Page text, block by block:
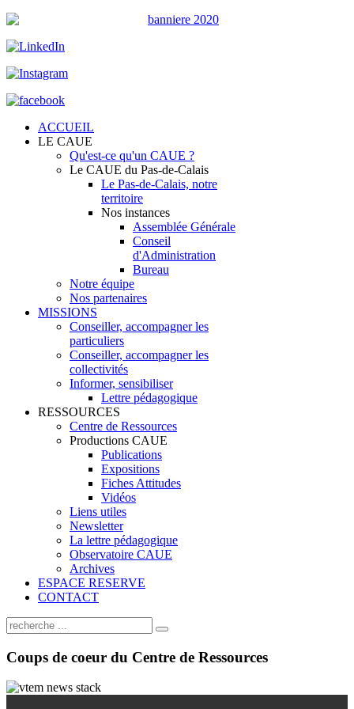
ACCUEIL
LE CAUE
Qu'est-ce qu'un CAUE ?
Le CAUE du Pas-de-Calais
Le Pas-de-Calais, notre
territoire
Nos instances
Assemblée Générale
Conseil
d'Administration
Bureau
Notre équipe
Nos partenaires
MISSIONS
Conseiller, accompagner les
particuliers
Conseiller, accompagner les
collectivités
Informer, sensibiliser
Lettre pédagogique
RESSOURCES
Centre de Ressources
Productions CAUE
Publications
Expositions
Fiches Attitudes
Vidéos
Liens utiles
Newsletter
La lettre pédagogique
Observatoire CAUE
Archives
ESPACE RESERVE
CONTACT
Coups de coeur du Centre de Ressources